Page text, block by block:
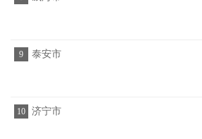
9 泰安市
10 济宁市